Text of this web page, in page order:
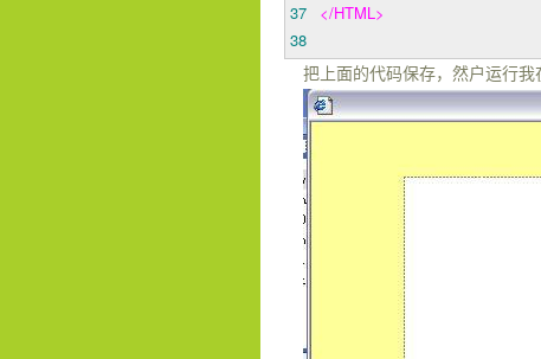
37
</HTML>
38
把上面的代码保存，然户运行我